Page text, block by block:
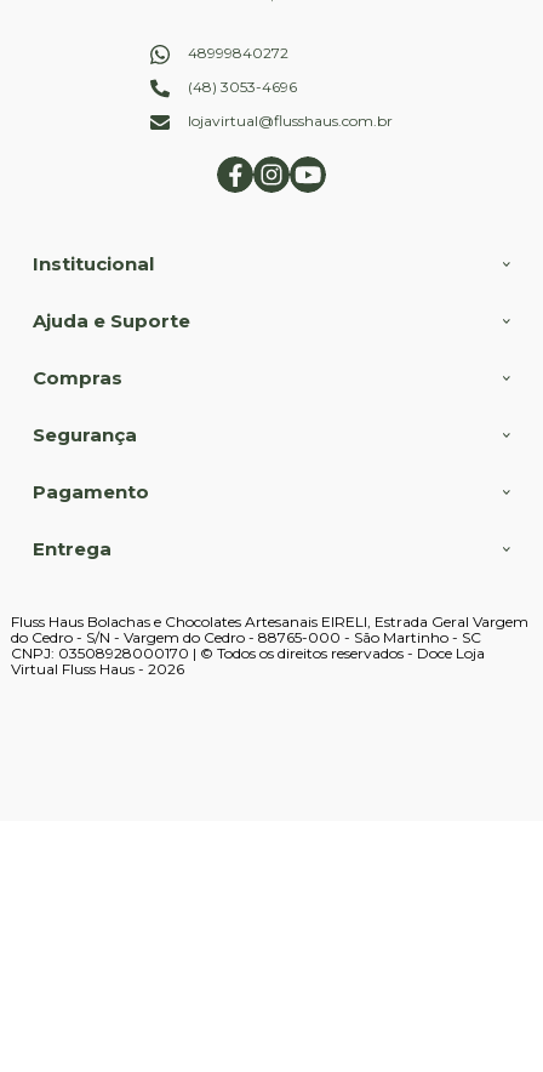
48999840272
(48) 3053-4696
lojavirtual@flusshaus.com.br
Institucional
Ajuda e Suporte
Compras
Segurança
Pagamento
Entrega
Fluss Haus Bolachas e Chocolates Artesanais EIRELI, Estrada Geral Vargem
do Cedro - S/N - Vargem do Cedro - 88765-000 - São Martinho - SC
CNPJ: 03508928000170 | © Todos os direitos reservados - Doce Loja
Virtual Fluss Haus - 2026